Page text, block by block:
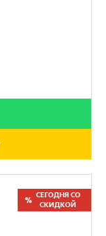
СЕГОДНЯ СО
СКИДКОЙ